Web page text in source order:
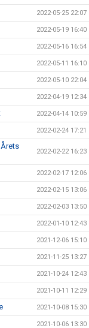
2022-05-25 22:07
2022-05-19 16:40
2022-05-16 16:54
2022-05-11 16:10
2022-05-10 22:04
2022-04-19 12:34
2022-04-14 10:59
2022-02-24 17:21
2022-02-22 16:23
2022-02-17 12:06
2022-02-15 13:06
2022-02-03 13:50
2022-01-10 12:43
2021-12-06 15:10
2021-11-25 13:27
2021-10-24 12:43
2021-10-11 12:29
2021-10-08 15:30
2021-10-06 13:30